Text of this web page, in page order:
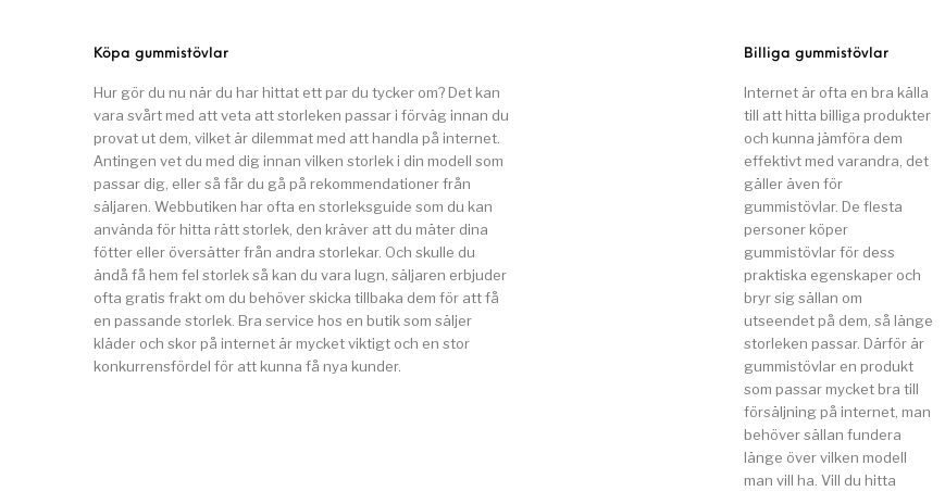
Köpa gummistövlar
Hur gör du nu när du har hittat ett par du tycker om? Det kan
vara svårt med att veta att storleken passar i förväg innan du
provat ut dem, vilket är dilemmat med att handla på internet.
Antingen vet du med dig innan vilken storlek i din modell som
passar dig, eller så får du gå på rekommendationer från
säljaren. Webbutiken har ofta en storleksguide som du kan
använda för hitta rätt storlek, den kräver att du mäter dina
fötter eller översätter från andra storlekar. Och skulle du
ändå få hem fel storlek så kan du vara lugn, säljaren erbjuder
ofta gratis frakt om du behöver skicka tillbaka dem för att få
en passande storlek. Bra service hos en butik som säljer
kläder och skor på internet är mycket viktigt och en stor
konkurrensfördel för att kunna få nya kunder.
Billiga gummistövlar
Internet är ofta en bra källa
till att hitta billiga produkter
och kunna jämföra dem
effektivt med varandra, det
gäller även för
gummistövlar. De flesta
personer köper
gummistövlar för dess
praktiska egenskaper och
bryr sig sällan om
utseendet på dem, så länge
storleken passar. Därför är
gummistövlar en produkt
som passar mycket bra till
försäljning på internet, man
behöver sällan fundera
länge över vilken modell
man vill ha. Vill du hitta